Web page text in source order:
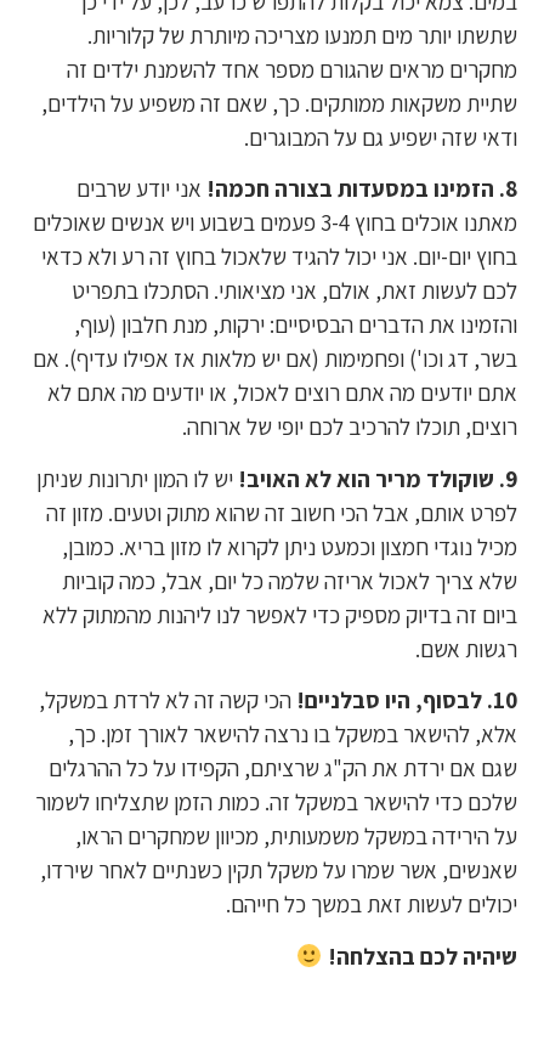
שתשתו יותר מים תמנעו מצריכה מיותרת של קלוריות.
מחקרים מראים שהגורם מספר אחד להשמנת ילדים זה
שתיית משקאות ממותקים. כך, שאם זה משפיע על הילדים,
ודאי שזה ישפיע גם על המבוגרים.
8. הזמינו במסעדות בצורה חכמה!
אני יודע שרבים
מאתנו אוכלים בחוץ 3-4 פעמים בשבוע ויש אנשים שאוכלים
בחוץ יום-יום. אני יכול להגיד שלאכול בחוץ זה רע ולא כדאי
לכם לעשות זאת, אולם, אני מציאותי. הסתכלו בתפריט
והזמינו את הדברים הבסיסיים: ירקות, מנת חלבון (עוף,
בשר, דג וכו') ופחמימות (אם יש מלאות אז אפילו עדיף). אם
אתם יודעים מה אתם רוצים לאכול, או יודעים מה אתם לא
רוצים, תוכלו להרכיב לכם יופי של ארוחה.
9. שוקולד מריר הוא לא האויב!
יש לו המון יתרונות שניתן
לפרט אותם, אבל הכי חשוב זה שהוא מתוק וטעים. מזון זה
מכיל נוגדי חמצון וכמעט ניתן לקרוא לו מזון בריא. כמובן,
שלא צריך לאכול אריזה שלמה כל יום, אבל, כמה קוביות
ביום זה בדיוק מספיק כדי לאפשר לנו ליהנות מהמתוק ללא
רגשות אשם.
10. לבסוף, היו סבלניים!
הכי קשה זה לא לרדת במשקל,
אלא, להישאר במשקל בו נרצה להישאר לאורך זמן. כך,
שגם אם ירדת את הק"ג שרציתם, הקפידו על כל ההרגלים
שלכם כדי להישאר במשקל זה. כמות הזמן שתצליחו לשמור
על הירידה במשקל משמעותית, מכיוון שמחקרים הראו,
שאנשים, אשר שמרו על משקל תקין כשנתיים לאחר שירדו,
יכולים לעשות זאת במשך כל חייהם.
שיהיה לכם בהצלחה!